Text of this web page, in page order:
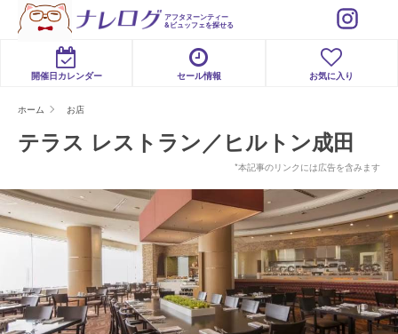
アフタヌーンティー
&ビュッフェを探せる
開催日カレンダー セール情報 お気に入り
ホーム お店
テラス レストラン／ヒルトン成田
*本記事のリンクには広告を含みます